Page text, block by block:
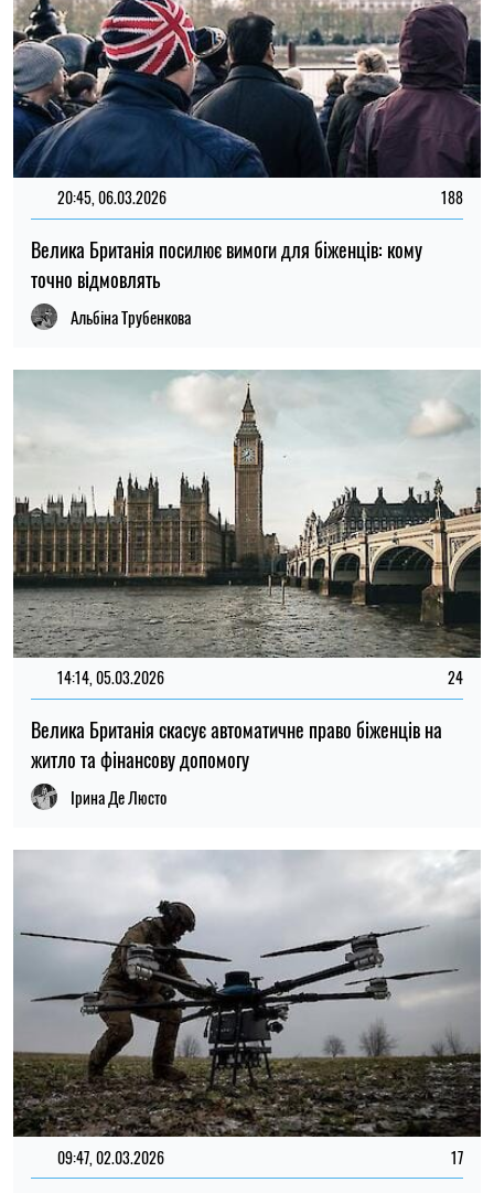
20:45, 06.03.2026 188
Велика Британія посилює вимоги для біженців: кому
точно відмовлять
Альбіна Трубенкова
14:14, 05.03.2026 24
Велика Британія скасує автоматичне право біженців на
житло та фінансову допомогу
Ірина Де Люсто
09:47, 02.03.2026 17